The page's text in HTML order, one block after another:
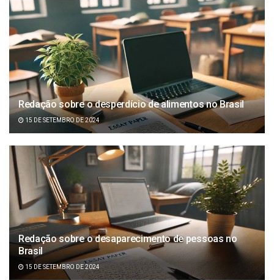
Redação sobre o desperdício de alimentos no Brasil
15 DE SETEMBRO DE 2024
Redação sobre o desaparecimento de pessoas no
Brasil
15 DE SETEMBRO DE 2024